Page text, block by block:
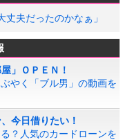
丈夫だったのかなぁ」
」ＯＰＥＮ！
やく「ブル男」の動画を
今日借りたい！
？人気のカードローンを